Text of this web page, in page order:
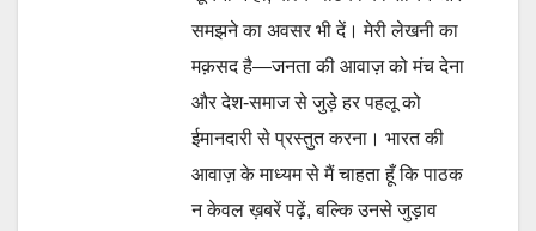
समझने का अवसर भी दें। मेरी लेखनी का
मक़सद है—जनता की आवाज़ को मंच देना
और देश-समाज से जुड़े हर पहलू को
ईमानदारी से प्रस्तुत करना। भारत की
आवाज़ के माध्यम से मैं चाहता हूँ कि पाठक
न केवल ख़बरें पढ़ें, बल्कि उनसे जुड़ाव